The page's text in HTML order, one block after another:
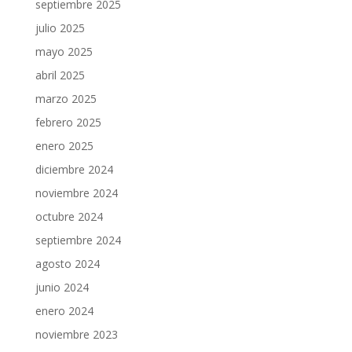
septiembre 2025
julio 2025
mayo 2025
abril 2025
marzo 2025
febrero 2025
enero 2025
diciembre 2024
noviembre 2024
octubre 2024
septiembre 2024
agosto 2024
junio 2024
enero 2024
noviembre 2023